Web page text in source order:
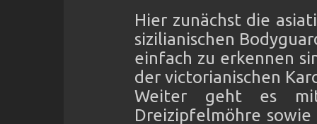
Hier zunächst die
sizilianischen
einfach zu erkennen
der victorianischen
Weiter geht es
Dreizipfelmöhre